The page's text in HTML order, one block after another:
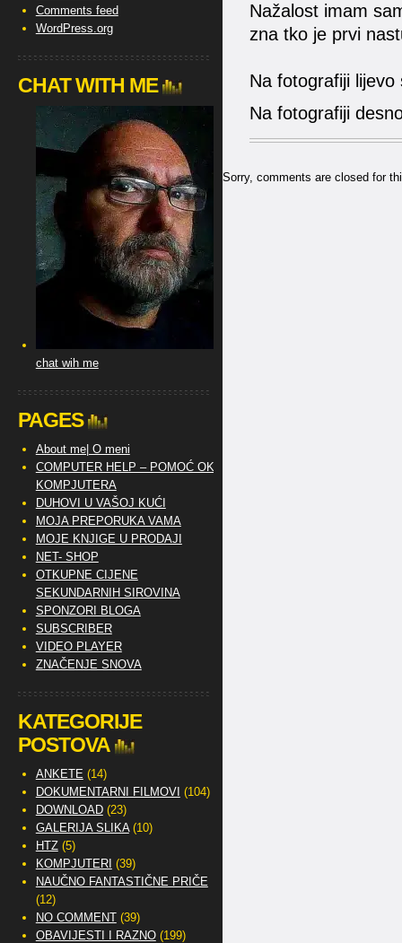
Nažalost imam
zna tko je prvi
Na fotografiji
Na fotografiji
Sorry, comments are closed for
Comments feed
WordPress.org
CHAT WITH ME
chat wih me
PAGES
About me| O meni
COMPUTER HELP – POMOĆ OKO
KOMPJUTERA
DUHOVI U VAŠOJ KUĆI
MOJA PREPORUKA VAMA
MOJE KNJIGE U PRODAJI
NET- SHOP
OTKUPNE CIJENE
SEKUNDARNIH SIROVINA
SPONZORI BLOGA
SUBSCRIBER
VIDEO PLAYER
ZNAČENJE SNOVA
KATEGORIJE
POSTOVA
ANKETE (14)
DOKUMENTARNI FILMOVI (104)
DOWNLOAD(23)
GALERIJA SLIKA(10)
HTZ(5)
KOMPJUTERI (39)
NAUČNO FANTASTIČNE PRIČE
(12)
NO COMMENT(39)
OBAVIJESTI I RAZNO(199)